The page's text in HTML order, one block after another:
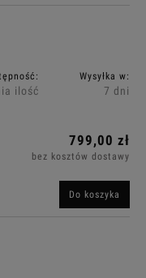
ilość
Wysyłka w:
7 dni
799,00 zł
bez kosztów dostawy
Do koszyka